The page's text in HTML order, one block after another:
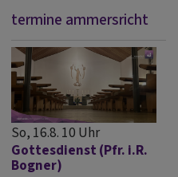
termine ammersricht
So, 16.8. 10 Uhr
Gottesdienst (Pfr. i.R.
Bogner)